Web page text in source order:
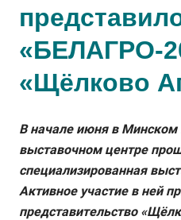
«БЕЛАГРО-
«Щёлково
В начале июня в
выставочном центре
специализированная
Активное участие в ней
представительство